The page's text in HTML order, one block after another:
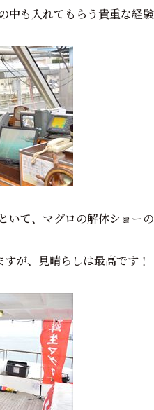
も入れてもらう貴重な経験
いて、マグロの解体ショーの
が、見晴らしは最高です！